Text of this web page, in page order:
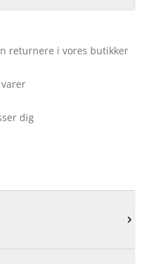
returnere i vores butikker
dig
